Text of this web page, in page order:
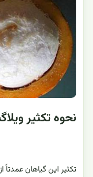
نحوه تکثیر
تکثیر این گیاهان